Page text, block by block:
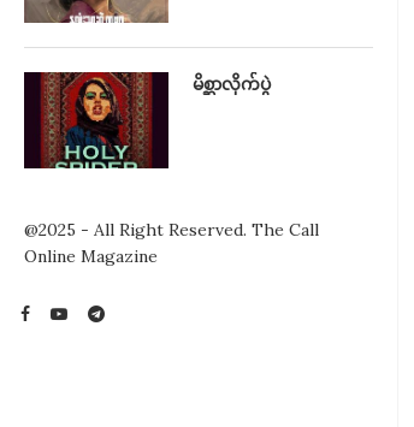
မိစ္ဆာလိုက်ပွဲ
@2025 - All Right Reserved. The Call
Online Magazine